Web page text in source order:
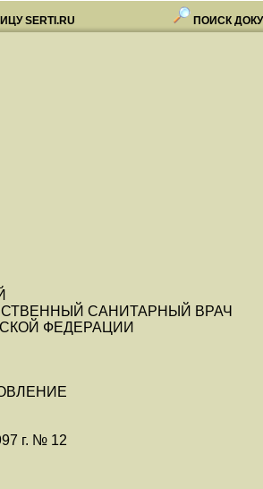
SERTI.RU ПОИСК
САНИТАРНЫЙ ВРАЧ
ФЕДЕРАЦИИ
г. № 12